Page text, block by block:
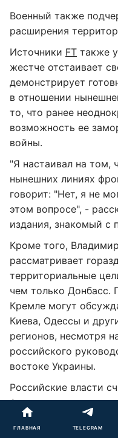
Военный также
расширения
Источники FT также
жестче отстаивает
демонстрирует
в отношении
то, что ранее
возможность ее
войны.
"Я настаивал на том,
нынешних линиях
говорит: "Нет, я не
этом вопросе", -
издания, знакомый с
Кроме того,
рассматривает
территориальные
чем только Донбасс.
Кремле могут
Киева, Одессы и
регионов, несмотря
российского
востоке Украины.
Российские власти
фронте позволяет
действия и
время возможных
ГЛАВНАЯ TELEGRAM